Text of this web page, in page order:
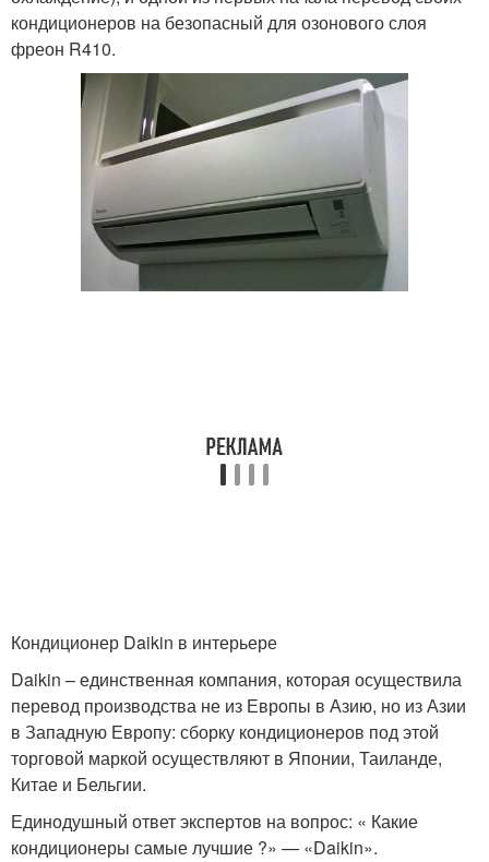
кондиционеров на безопасный для озонового слоя
фреон R410.
Кондиционер Daikin в интерьере
Daikin – единственная компания, которая осуществила
перевод производства не из Европы в Азию, но из Азии
в Западную Европу: сборку кондиционеров под этой
торговой маркой осуществляют в Японии, Таиланде,
Китае и Бельгии.
Единодушный ответ экспертов на вопрос: « Какие
кондиционеры самые лучшие ?» — «Daikin».